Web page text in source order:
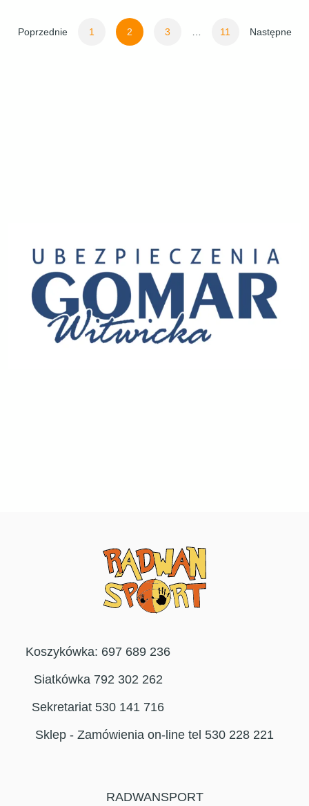
Stronicowanie
Poprzednie 1 2 3 … 11 Następne
Koszykówka: 697 689 236
Siatkówka 792 302 262
Sekretariat 530 141 716
Sklep - Zamówienia on-line tel 530 228 221
RADWANSPORT